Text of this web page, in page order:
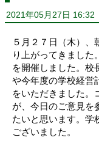
2021年05月27日 16:32
５月２７日（木）、
り上がってきました
を開催しました。校
や今年度の学校経営
をいただきました。
が、今日のご意見を
たいと思います。学
ございました。